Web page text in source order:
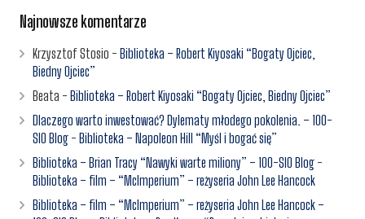
Najnowsze komentarze
Krzysztof Stosio - Biblioteka – Robert Kiyosaki “Bogaty Ojciec,
Biedny Ojciec”
Beata - Biblioteka – Robert Kiyosaki “Bogaty Ojciec, Biedny Ojciec”
Dlaczego warto inwestować? Dylematy młodego pokolenia. – 100-
SIO Blog - Biblioteka – Napoleon Hill “Myśl i bogać się”
Biblioteka – Brian Tracy “Nawyki warte miliony” – 100-SIO Blog -
Biblioteka – film – “McImperium” – reżyseria John Lee Hancock
Biblioteka – film – “McImperium” – reżyseria John Lee Hancock –